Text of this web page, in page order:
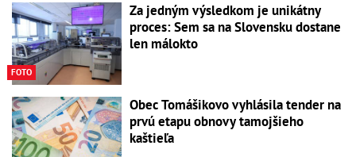
FOTO
Za jedným výsledkom je unikátny
proces: Sem sa na Slovensku dostane
len málokto
Obec Tomášikovo vyhlásila tender na
prvú etapu obnovy tamojšieho
kaštieľa